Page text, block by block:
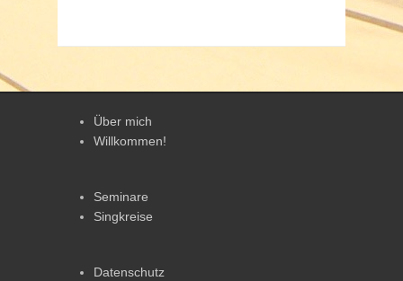
Über mich
Willkommen!
Seminare
Singkreise
Datenschutz